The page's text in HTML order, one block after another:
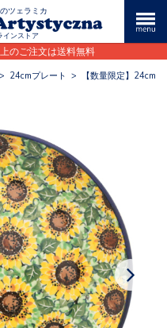
ツェラミカ
インストア
のご注文は送料無料
24cmプレート >
【数量限定】24cm